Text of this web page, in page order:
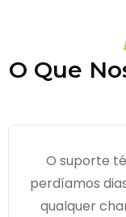
O Que
O suporte
perdíamos
qualquer